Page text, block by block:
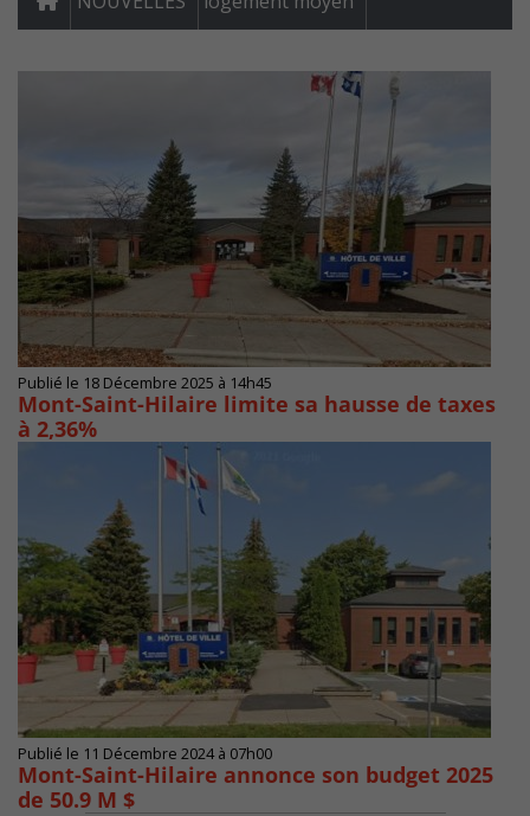
Publié le 18 Décembre 2025 à 14h45
Mont-Saint-Hilaire limite sa hausse de taxes
à 2,36%
Publié le 11 Décembre 2024 à 07h00
Mont-Saint-Hilaire annonce son budget 2025
de 50.9 M $